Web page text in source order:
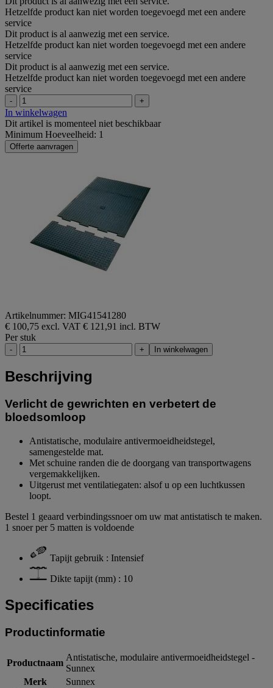
Hetzelfde product kan niet worden toegevoegd met een andere
service
Dit product is al aanwezig met een service.
Hetzelfde product kan niet worden toegevoegd met een andere
service
Dit product is al aanwezig met een service.
Hetzelfde product kan niet worden toegevoegd met een andere
service
- +
In winkelwagen
Dit artikel is momenteel niet beschikbaar
Minimum Hoeveelheid: 1
Offerte aanvragen
Artikelnummer: MIG41541280
€ 100,75 excl. VAT € 121,91 incl. BTW
Per stuk
- + In winkelwagen
Beschrijving
Verlicht de gewrichten en verbetert de
bloedsomloop
Antistatische, modulaire antivermoeidheidstegel,
samengestelde mat.
Met schuine randen die de doorgang van transportwagens
vergemakkelijken.
Uitgerust met ventilatiegaten: alsof u op een luchtkussen
loopt.
Bestel 1 geaard verbindingssnoer om uw mat antistatisch te maken.
1 snoer per 5 matten is voldoende
Tapijt gebruik : Intensief
Dikte tapijt (mm) : 10
Specificaties
Productinformatie
Productnaam
Antistatische, modulaire antivermoeidheidstegel -
Sunnex
Merk
Sunnex